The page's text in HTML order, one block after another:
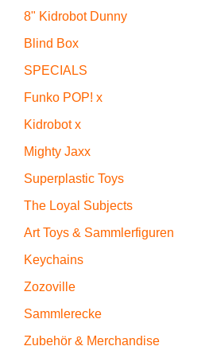
8" Kidrobot Dunny
Blind Box
SPECIALS
Funko POP! x
Kidrobot x
Mighty Jaxx
Superplastic Toys
The Loyal Subjects
Art Toys & Sammlerfiguren
Keychains
Zozoville
Sammlerecke
Zubehör & Merchandise